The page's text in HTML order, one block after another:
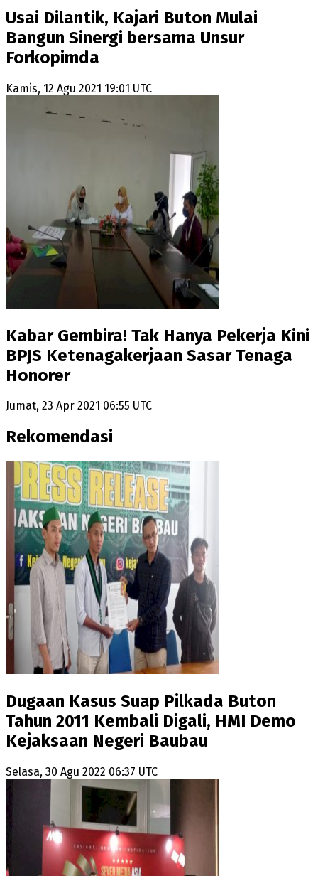
Usai Dilantik, Kajari Buton Mulai
Bangun Sinergi bersama Unsur
Forkopimda
Kamis, 12 Agu 2021 19:01 UTC
Kabar Gembira! Tak Hanya Pekerja Kini
BPJS Ketenagakerjaan Sasar Tenaga
Honorer
Jumat, 23 Apr 2021 06:55 UTC
Rekomendasi
Dugaan Kasus Suap Pilkada Buton
Tahun 2011 Kembali Digali, HMI Demo
Kejaksaan Negeri Baubau
Selasa, 30 Agu 2022 06:37 UTC